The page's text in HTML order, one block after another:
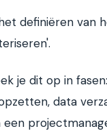
definiëren van
je dit op in
data